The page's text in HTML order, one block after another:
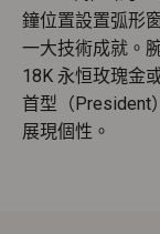
鐘位置設置弧形
一大技術成就。
18K 永恒玫瑰金
首型（President
展現個性。